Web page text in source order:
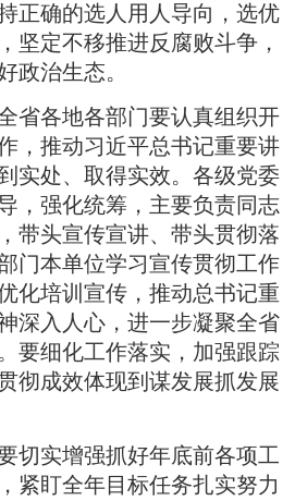
正确的选人用人导向，选优
坚定不移推进反腐败斗争，
政治生态。
各地各部门要认真组织开
，推动习近平总书记重要讲
实处、取得实效。各级党委
，强化统筹，主要负责同志
带头宣传宣讲、带头贯彻落
门本单位学习宣传贯彻工作
化培训宣传，推动总书记重
深入人心，进一步凝聚全省
要细化工作落实，加强跟踪
彻成效体现到谋发展抓发展
实增强抓好年底前各项工
紧盯全年目标任务扎实努力